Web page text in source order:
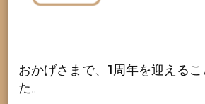
おかげさまで、1周年を迎える
た。